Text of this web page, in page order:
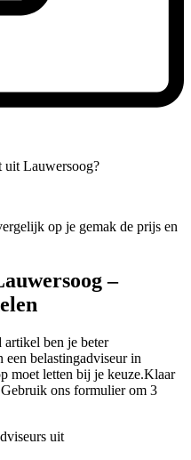
uit Lauwersoog?
op je gemak de prijs en
–
artikel ben je beter
belastingadviseur in
moet letten bij je keuze.Klaar
ons formulier om 3
uit